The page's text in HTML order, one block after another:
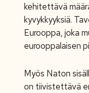
kehitettävä
kyvykkyyksiä.
Eurooppa, joka
eurooppalaisen
Myös Naton
on tiivistettävä